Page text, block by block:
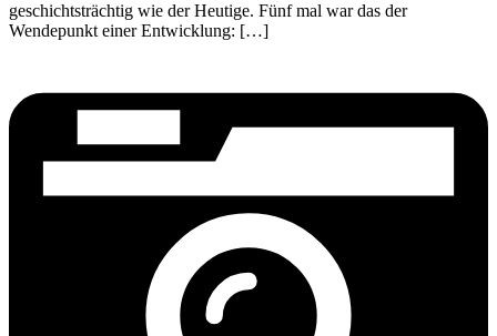
geschichtsträchtig wie der Heutige. Fünf mal war das der
Wendepunkt einer Entwicklung: […]